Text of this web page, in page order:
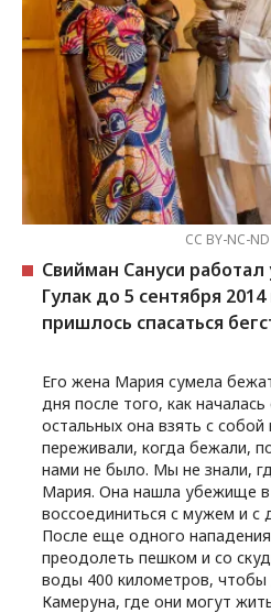
CC BY-NC-
Свийман Сануси
Гулак до 5 сентября
пришлось спасаться
Его жена Мария сумела
дня после того, как
остальных она взять с
переживали, когда бежали,
нами не было. Мы не знали,
Мария. Она нашла убежище
воссоединиться с мужем и с
После еще одного
преодолеть пешком и со
воды 400 километров,
Камеруна, где они могут